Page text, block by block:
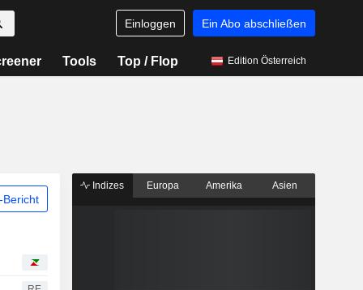
Einloggen Ein Abo abschließen
Tools Top / Flop Edition Österreich
Bericht
Indizes Europa Amerika Asien